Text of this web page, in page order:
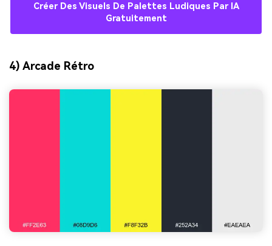
Créer Des Visuels De Palettes Ludiques Par IA
Gratuitement
4) Arcade Rétro